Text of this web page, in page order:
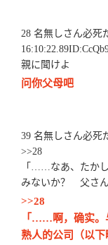
28 名無しさん必死
親に聞けよ
问你父母吧
39 名無しさん必死
>>28
「……なあ、たか
みないか？ 父さん
>>28
「……啊，确实。
熟人的公司（以下